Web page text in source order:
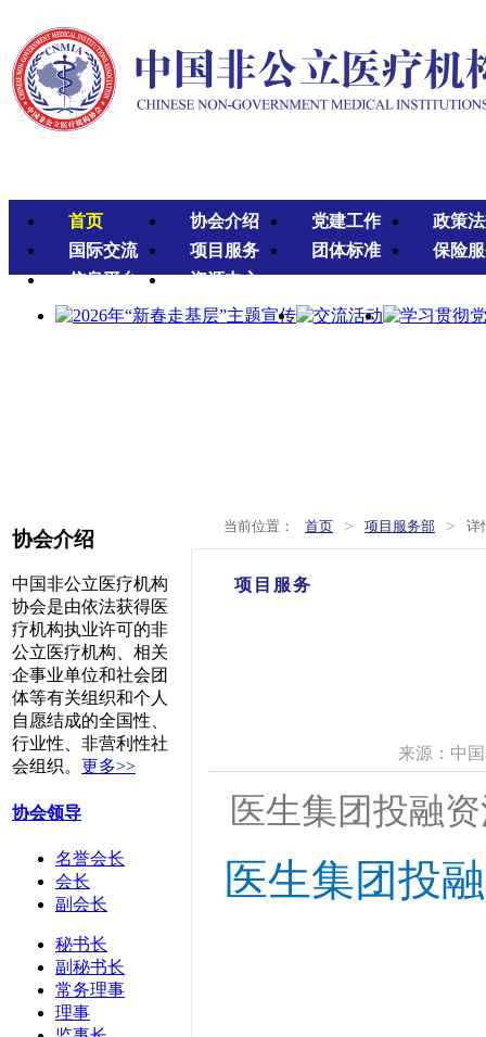
首页 协会介绍 党建工作
政策
国际交流
项目服务 团体标准
保险
信息平台
资源中心
协会介绍
中国非公立医疗机构
协会是由依法获得医
疗机构执业许可的非
公立医疗机构、相关
企事业单位和社会团
体等有关组织和个人
自愿结成的全国性、
行业性、非营利性社
会组织。 更多>>
协会领导
名誉会长
会长
副会长
秘书长
副秘书长
常务理事
理事
当前位置： 首页 > 项目服务部 > 详
项目服务
来源：中
医生集团投融
医生集团投